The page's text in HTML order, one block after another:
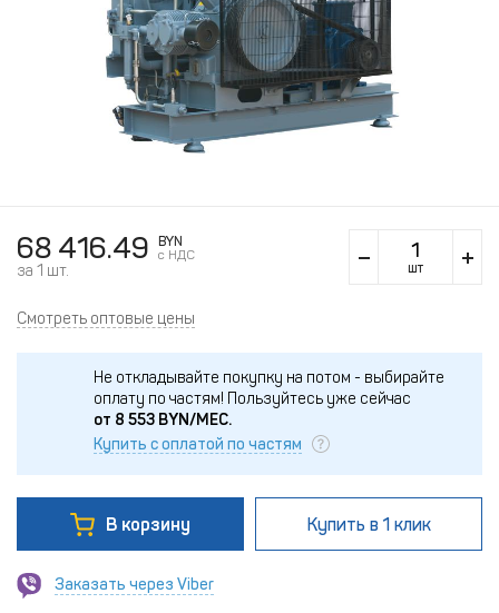
68 416.49
BYN
c НДС
за 1 шт. шт
Смотреть оптовые цены
Не откладывайте покупку на потом - выбирайте
оплату по частям! Пользуйтесь уже сейчас
от 8 553 BYN/МЕС.
Купить с оплатой по частям
В корзину Купить в 1 клик
Заказать через Viber